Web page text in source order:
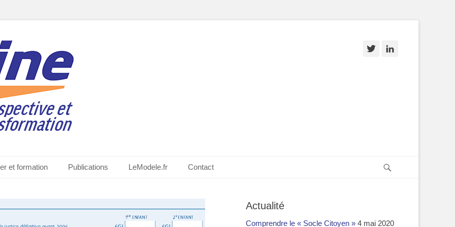
Twitter
et formation Publications LeModele.fr Contact
Actualité
Comprendre le « Socle Citoyen » 4 mai 2020